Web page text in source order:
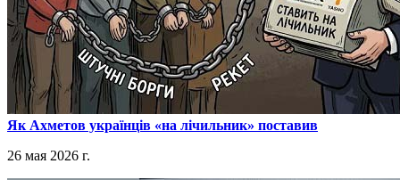
​Як Ахметов українців «на лічильник» поставив
26 мая 2026 г.